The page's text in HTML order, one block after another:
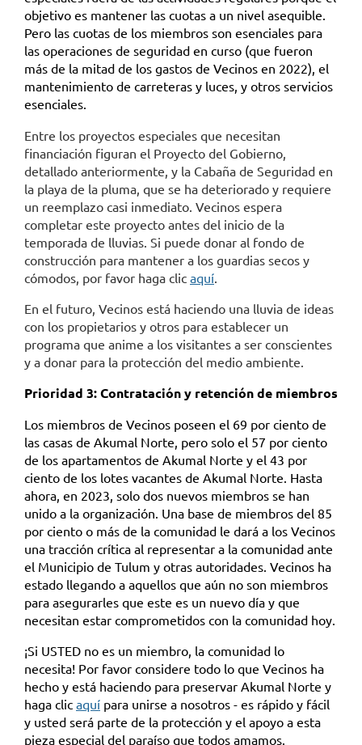
objetivo es mantener las cuotas a un nivel asequible.
Pero las cuotas de los miembros son esenciales para
las operaciones de seguridad en curso (que fueron
más de la mitad de los gastos de Vecinos en 2022), el
mantenimiento de carreteras y luces, y otros servicios
esenciales.
Entre los proyectos especiales que necesitan
financiación figuran el Proyecto del Gobierno,
detallado anteriormente, y la Cabaña de Seguridad en
la playa de la pluma, que se ha deteriorado y requiere
un reemplazo casi inmediato. Vecinos espera
completar este proyecto antes del inicio de la
temporada de lluvias. Si puede donar al fondo de
construcción para mantener a los guardias secos y
cómodos, por favor haga clic aquí
En el futuro, Vecinos está haciendo una lluvia de ideas
con los propietarios y otros para establecer un
programa que anime a los visitantes a ser conscientes
y a donar para la protección del medio ambiente.
Prioridad 3: Contratación y retención de miembros
Los miembros de Vecinos poseen el 69 por ciento de
las casas de Akumal Norte, pero solo el 57 por ciento
de los apartamentos de Akumal Norte y el 43 por
ciento de los lotes vacantes de Akumal Norte. Hasta
ahora, en 2023, solo dos nuevos miembros se han
unido a la organización. Una base de miembros del 85
por ciento o más de la comunidad le dará a los Vecinos
una tracción crítica al representar a la comunidad ante
el Municipio de Tulum y otras autoridades. Vecinos ha
estado llegando a aquellos que aún no son miembros
para asegurarles que este es un nuevo día y que
necesitan estar comprometidos con la comunidad hoy.
¡Si USTED no es un miembro, la comunidad lo
necesita! Por favor considere todo lo que Vecinos ha
hecho y está haciendo para preservar Akumal Norte y
haga clic aquí para unirse a nosotros - es rápido y fácil
y usted será parte de la protección y el apoyo a esta
pieza especial del paraíso que todos amamos.